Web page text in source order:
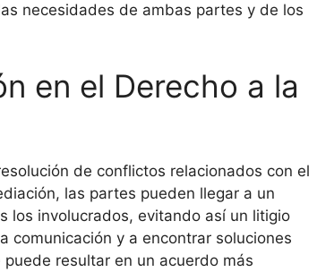
necesidades de ambas partes y de los
en el Derecho a la
de conflictos relacionados con el
las partes pueden llegar a un
los involucrados, evitando así un litigio
comunicación y a encontrar soluciones
resultar en un acuerdo más